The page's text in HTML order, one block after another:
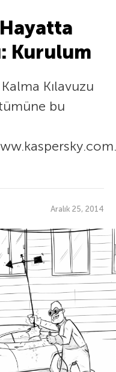
Kurulum
Kılavuzu
bu
Aralık 25, 2014